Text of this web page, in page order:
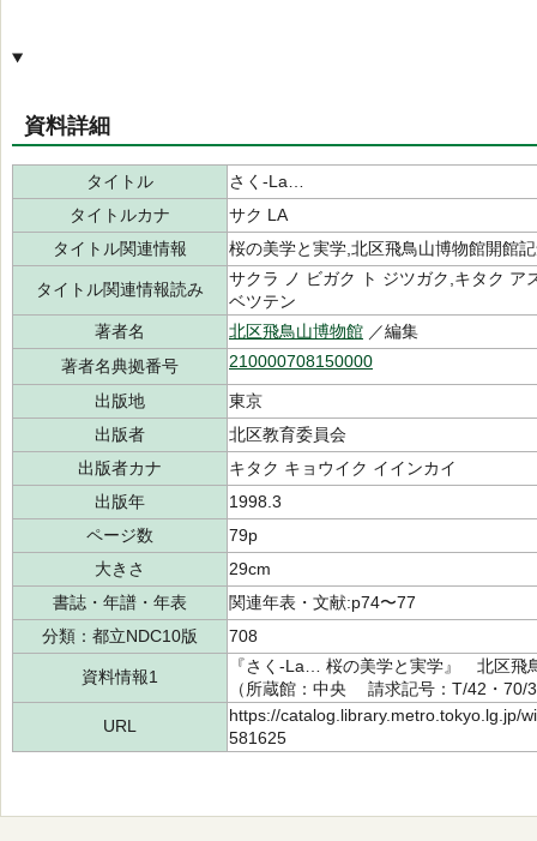
資料詳細
タイトル
さく-La…
タイトルカナ
サク LA
タイトル関連情報
桜の美学と実学,北区飛鳥山博物館開館
タイトル関連情報読み
サクラ ノ ビガク ト ジツガク,キタク ア
ベツテン
著者名
北区飛鳥山博物館 ／編集
著者名典拠番号
210000708150000
出版地
東京
出版者
北区教育委員会
出版者カナ
キタク キョウイク イインカイ
出版年
1998.3
ページ数
79p
大きさ
29cm
書誌・年譜・年表
関連年表・文献:p74〜77
分類：都立NDC10版
708
資料情報1
『さく-La… 桜の美学と実学』 北区
（所蔵館：中央 請求記号：T/42・
URL
https://catalog.library.metro.tokyo.lg.jp/
581625